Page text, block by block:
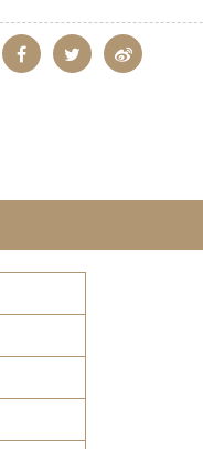
喜餅訂購單